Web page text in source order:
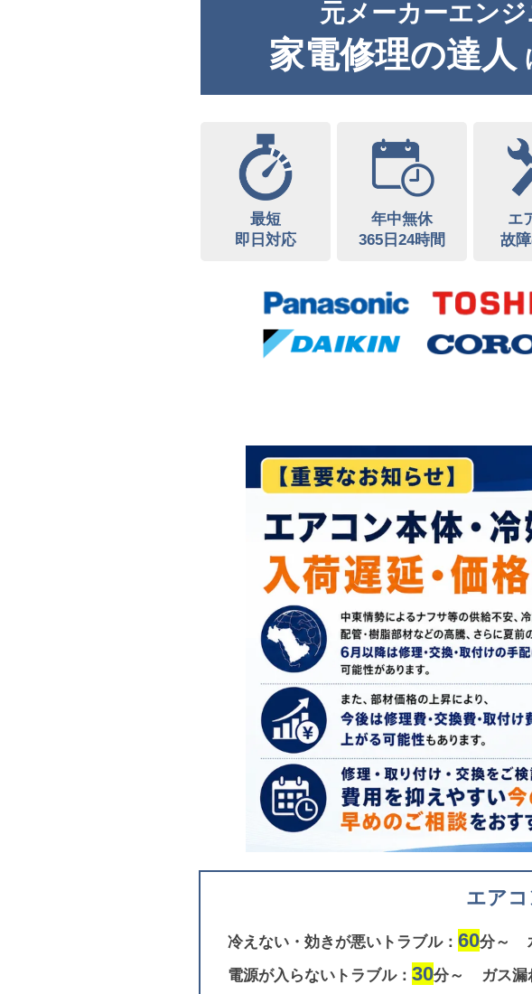
元メーカーエン
家電修理の達人
最短
即日対応
年中無休
365日24時間
エ
故
エア
冷えない・効きが悪いトラブル： 60分～
電源が入らないトラブル： 30分～ ガス漏